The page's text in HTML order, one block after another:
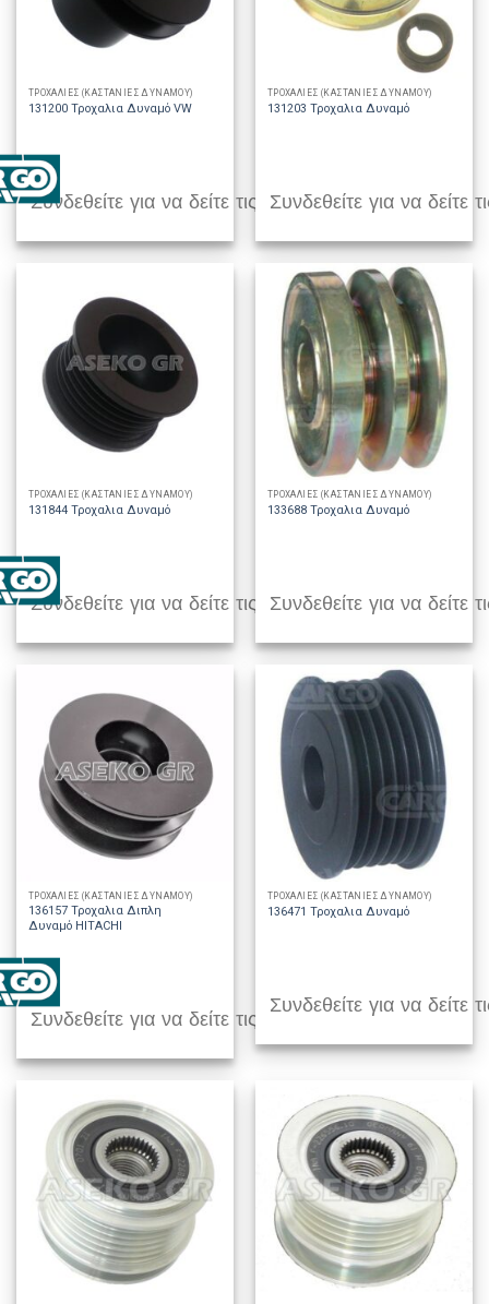
ΤΡΟΧΑΛΙΕΣ (ΚΑΣΤΑΝΙΕΣ ΔΥΝΑΜΟΥ)
131200 Τροχαλια Δυναμό VW
Συνδεθείτε για να δείτε τις τιμές
ΤΡΟΧΑΛΙΕΣ (ΚΑΣΤΑΝΙΕΣ ΔΥΝΑΜΟΥ)
131203 Τροχαλια Δυναμό
Συνδεθείτε για να δείτε
ΤΡΟΧΑΛΙΕΣ (ΚΑΣΤΑΝΙΕΣ ΔΥΝΑΜΟΥ)
131844 Τροχαλια Δυναμό
Συνδεθείτε για να δείτε τις τιμές
ΤΡΟΧΑΛΙΕΣ (ΚΑΣΤΑΝΙΕΣ ΔΥΝΑΜΟΥ)
133688 Τροχαλια Δυναμό
Συνδεθείτε για να δείτε
ΤΡΟΧΑΛΙΕΣ (ΚΑΣΤΑΝΙΕΣ ΔΥΝΑΜΟΥ)
136157 Τροχαλια Διπλη
Δυναμό HITACHI
Συνδεθείτε για να δείτε τις τιμές
ΤΡΟΧΑΛΙΕΣ (ΚΑΣΤΑΝΙΕΣ ΔΥΝΑΜΟΥ)
136471 Τροχαλια Δυναμό
Συνδεθείτε για να δείτε